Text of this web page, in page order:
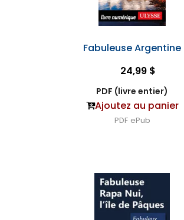
Fabuleuse Argentine
24,99 $
PDF (livre entier)
Ajoutez au panier
PDF ePub